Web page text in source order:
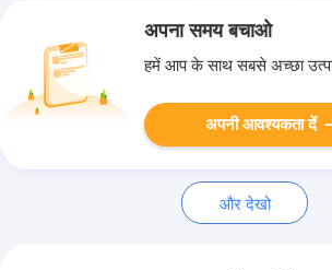
अपना समय बचाओ
हमें आप के साथ सबसे अच्छा
अपनी आवश्यकता दें
और देखो